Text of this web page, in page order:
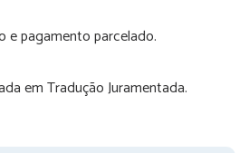
pagamento parcelado.
em Tradução Juramentada.